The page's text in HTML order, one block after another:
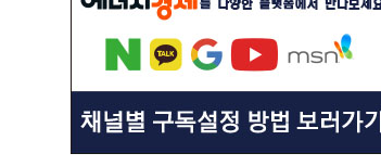
택’…주거사다리 기능할까